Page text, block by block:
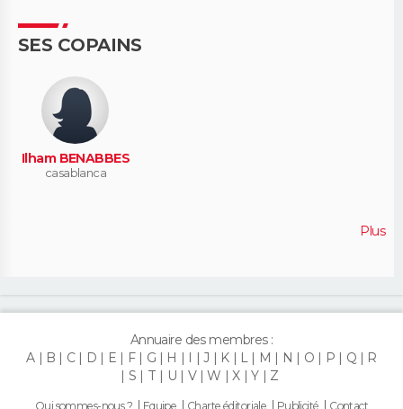
SES COPAINS
Ilham BENABBES
casablanca
Plus
Annuaire des membres :
A
B C D E F G H J K L M N O P Q
R
S
T U V W X Y Z
Qui sommes-nous ? Equipe Charte éditoriale Publicité Contact